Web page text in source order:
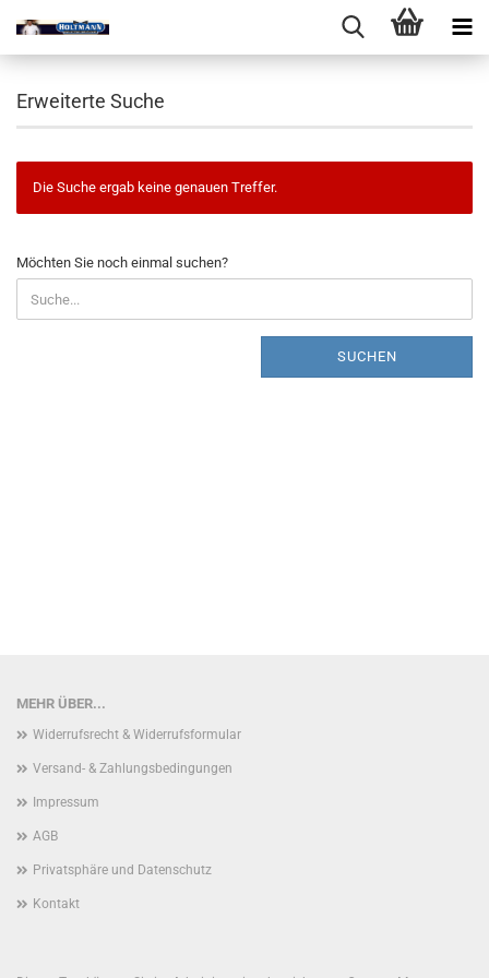
Erweiterte Suche
Die Suche ergab keine genauen Treffer.
MÖCHTEN
SIE
NOCH
EINMAL
Möchten Sie noch einmal suchen?
SUCHEN
MEHR ÜBER...
Widerrufsrecht & Widerrufsformular
Versand- & Zahlungsbedingungen
Impressum
AGB
Privatsphäre und Datenschutz
Kontakt